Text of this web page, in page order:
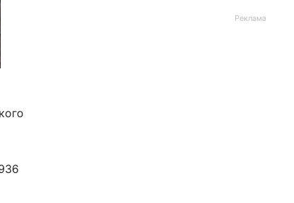
Реклама